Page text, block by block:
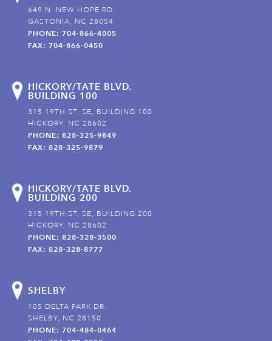
649 N. NEW HOPE RD.
GASTONIA, NC 28054
PHONE: 704-866-4005
FAX: 704-866-0450
HICKORY/TATE BLVD.
BUILDING 100
315 19TH ST. SE, BUILDING 100
HICKORY, NC 28602
PHONE: 828-325-9849
FAX: 828-325-9879
HICKORY/TATE BLVD.
BUILDING 200
315 19TH ST. SE, BUILDING 200
HICKORY, NC 28602
PHONE: 828-328-3500
FAX: 828-328-8777
SHELBY
105 DELTA PARK DR.
SHELBY, NC 28150
PHONE: 704-484-0464